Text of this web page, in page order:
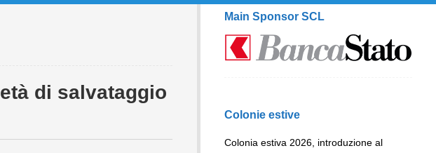
di salvataggio
Main Sponsor SCL
Colonie estive
Colonia estiva 2026, introduzione al